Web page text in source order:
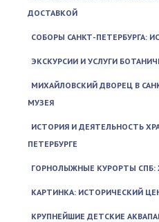
ДОСТАВКОЙ
СОБОРЫ САНКТ-ПЕТЕРБУРГА:
ЭКСКУРСИИ И УСЛУГИ
МИХАЙЛОВСКИЙ ДВОРЕЦ В
МУЗЕЯ
ИСТОРИЯ И ДЕЯТЕЛЬНОСТЬ
ПЕТЕРБУРГЕ
ГОРНОЛЫЖНЫЕ КУРОРТЫ СПБ:
КАРТИНКА: ИСТОРИЧЕСКИЙ
КРУПНЕЙШИЕ ДЕТСКИЕ